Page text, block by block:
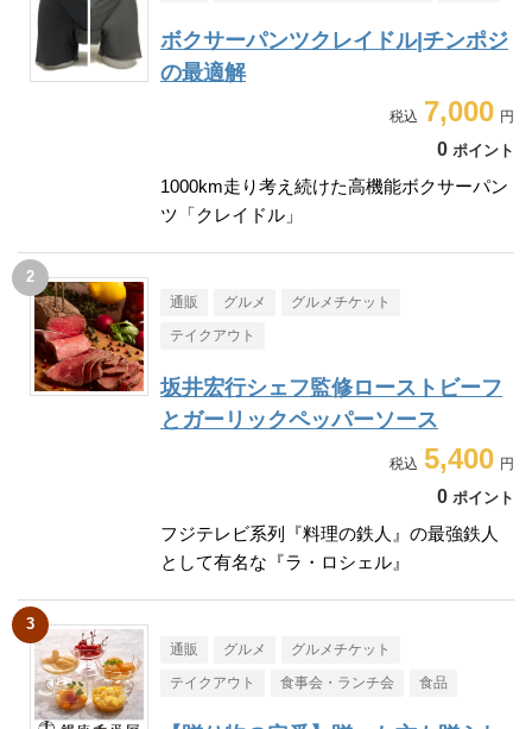
ボクサーパンツクレイドル|チンポジ
の最適解
7,000
0 ポイント
1000km走り考え続けた高機能ボクサーパン
ツ「クレイドル」
通販 グルメ グルメチケット
テイクアウト
坂井宏行シェフ監修ローストビーフ
とガーリックペッパーソース
5,400
0 ポイント
フジテレビ系列『料理の鉄人』の最強鉄人
として有名な『ラ・ロシェル』
通販 グルメ グルメチケット
テイクアウト 食事会・ランチ会 食品